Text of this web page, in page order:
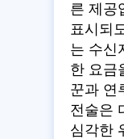
른 제공
표시되
는 수신
한 요금
꾼과 연
전술은
심각한